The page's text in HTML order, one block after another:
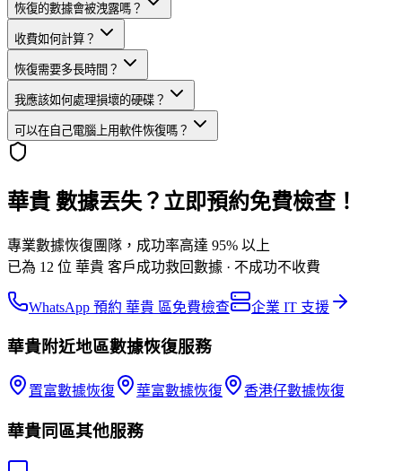
恢復的數據會被洩露嗎？
收費如何計算？
恢復需要多長時間？
我應該如何處理損壞的硬碟？
可以在自己電腦上用軟件恢復嗎？
華貴 數據丟失？立即預約免費檢查！
專業數據恢復團隊，成功率高達 95% 以上
已為 12 位 華貴 客戶成功救回數據 · 不成功不收費
WhatsApp 預約 華貴 區免費檢查 企業 IT 支援
華貴附近地區數據恢復服務
置富數據恢復 華富數據恢復 香港仔數據恢復
華貴同區其他服務